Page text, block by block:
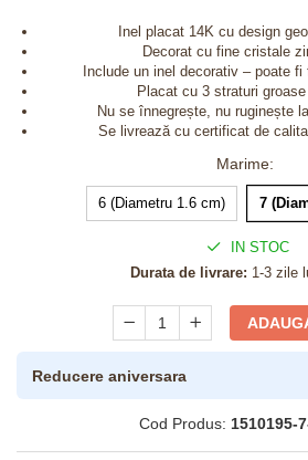
Inel placat 14K cu design
Decorat cu fine cristale
Include un inel decorativ – poate
Placat cu 3 straturi
Nu se înnegrește, nu ruginește
Se livrează cu certificat de
Marime:
6 (Diametru 1.6 cm) 7
IN STOC
Durata de livrare: 1-3 zile
Reducere aniversara
Cod Produs: 1510195-